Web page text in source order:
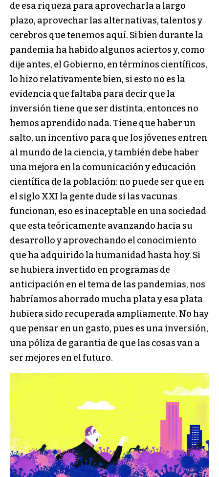
de esa riqueza para aprovecharla a largo
plazo, aprovechar las alternativas, talentos y
cerebros que tenemos aquí. Si bien durante la
pandemia ha habido algunos aciertos y, como
dije antes, el Gobierno, en términos científicos,
lo hizo relativamente bien, si esto no es la
evidencia que faltaba para decir que la
inversión tiene que ser distinta, entonces no
hemos aprendido nada. Tiene que haber un
salto, un incentivo para que los jóvenes entren
al mundo de la ciencia, y también debe haber
una mejora en la comunicación y educación
científica de la población: no puede ser que en
el siglo XXI la gente dude si las vacunas
funcionan, eso es inaceptable en una sociedad
que esta teóricamente avanzando hacia su
desarrollo y aprovechando el conocimiento
que ha adquirido la humanidad hasta hoy. Si
se hubiera invertido en programas de
anticipación en el tema de las pandemias, nos
habríamos ahorrado mucha plata y esa plata
hubiera sido recuperada ampliamente. No hay
que pensar en un gasto, pues es una inversión,
una póliza de garantía de que las cosas van a
ser mejores en el futuro.